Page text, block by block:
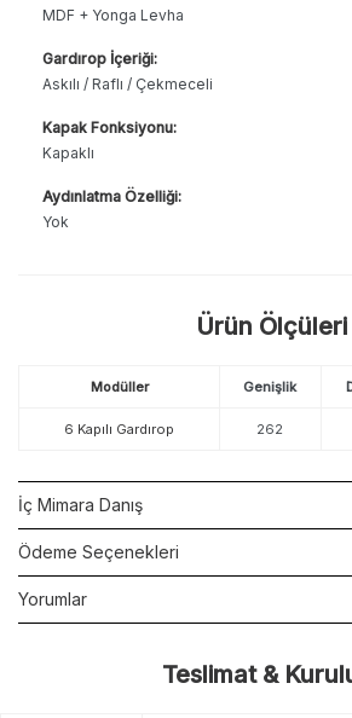
MDF + Yonga Levha
Gardırop İçeriği:
Askılı / Raflı / Çekmeceli
Kapak Fonksiyonu:
Kapaklı
Aydınlatma Özelliği:
Yok
Ürün Ölçüleri
Modüller Genişlik
6 Kapılı Gardırop 262
İç Mimara Danış
Ödeme Seçenekleri
Yorumlar
Teslimat &